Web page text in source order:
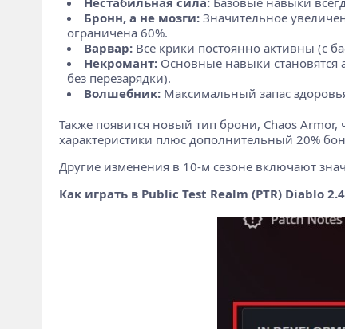
Бронн, а не мозги:Значительное
ограничена 60%.
Варвар:Все крики постоянно активны (с
Некромант:Основные навыки становятся
без перезарядки).
Волшебник:Максимальный запас
Также появится новый тип брони, Chaos
характеристики плюс дополнительный 20%
Другие изменения в 10-м сезоне включают
Как играть в Public Test Realm (PTR) Diablo